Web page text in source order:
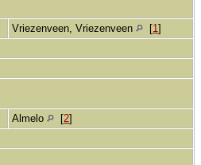
Vriezenveen, Vriezenveen [1 ]
Almelo [2]